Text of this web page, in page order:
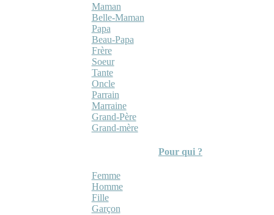
Maman
Belle-Maman
Papa
Beau-Papa
Frère
Soeur
Tante
Oncle
Parrain
Marraine
Grand-Père
Grand-mère
Pour qui ?
Femme
Homme
Fille
Garçon